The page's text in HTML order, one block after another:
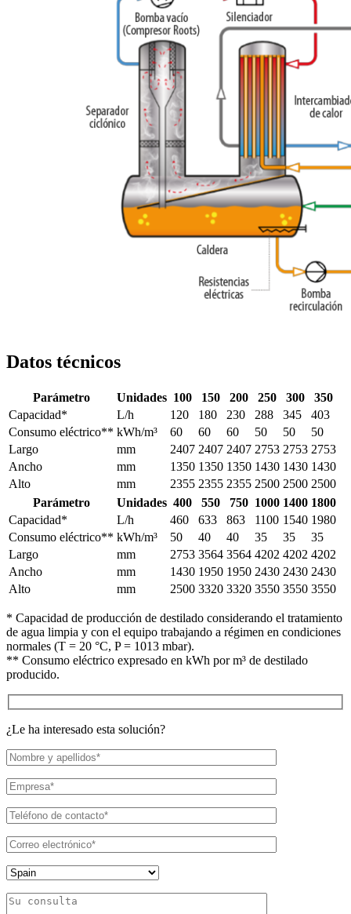
Datos técnicos
Parámetro Unidades 100 150 200 250 300
350
Capacidad*
L/h 120 180 230 288 345
403
Consumo eléctrico** kWh/m³ 60 60 60 50 50
50
Largo
mm 2407 2407 2407 2753 2753 2753
Ancho
mm 1350 1350 1350 1430 1430 1430
Alto
mm 2355 2355 2355 2500 2500 2500
Parámetro
Unidades 400 550 750 1000 1400 1800
Capacidad*
L/h 460 633 863 1100 1540 1980
Consumo eléctrico** kWh/m³ 50 40 40 35 35
35
Largo
mm 2753 3564 3564 4202 4202 4202
Ancho
mm 1430 1950 1950 2430 2430 2430
Alto
mm 2500 3320 3320 3550 3550 3550
* Capacidad de producción de destilado considerando el tratamiento
de agua limpia y con el equipo trabajando a régimen en condiciones
normales (T = 20 °C, P = 1013 mbar).
** Consumo eléctrico expresado en kWh por m³ de destilado
producido.
¿Le ha interesado esta solución?